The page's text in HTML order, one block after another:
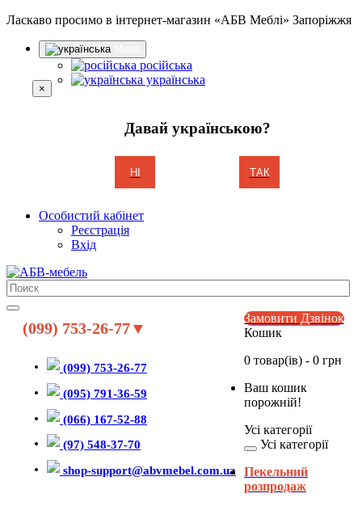
Ласкаво просимо в інтернет-магазин «АБВ Меблі» Запоріжжя
російська
українська
×
Давай українською?
НІ ТАК
Особистий кабінет
Реєстрація
Вхід
(099) 753-26-77▼
(099) 753-26-77
(095) 791-36-59
(066) 167-52-88
(97) 548-37-70
shop-support@abvmebel.com.ua
Замовити Дзвінок
Кошик
0 товар(ів) - 0 грн
Ваш кошик
порожній!
Усі категорії
Усі категорії
Пекельний
розпродаж